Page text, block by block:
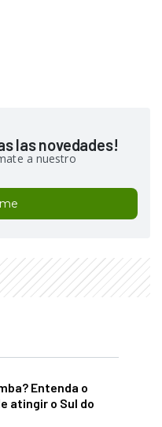
las novedades!
a nuestro
Entenda o
atingir o Sul do